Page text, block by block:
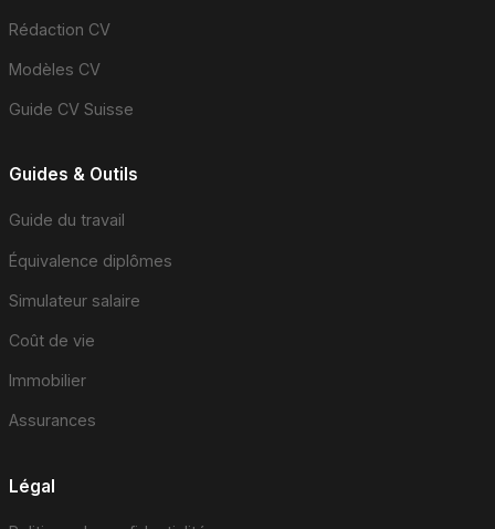
Rédaction CV
Modèles CV
Guide CV Suisse
Guides & Outils
Guide du travail
Équivalence diplômes
Simulateur salaire
Coût de vie
Immobilier
Assurances
Légal